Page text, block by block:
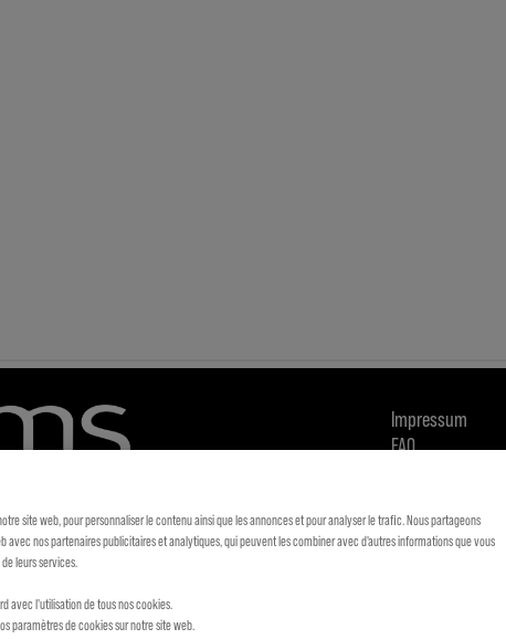
Impressum
FAQ
Politique de cookie
Qui sommes-nous
site web, pour personnaliser le contenu ainsi que les annonces et pour analyser le trafic. Nous partageons
nos partenaires publicitaires et analytiques, qui peuvent les combiner avec d'autres informations que vous
leurs services.
avec l'utilisation de tous nos cookies.
paramètres de cookies sur notre site web.